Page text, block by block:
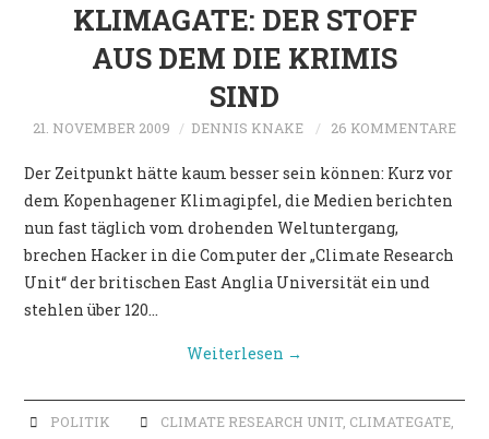
KLIMAGATE: DER STOFF
AUS DEM DIE KRIMIS
SIND
21. NOVEMBER 2009 DENNIS KNAKE 26 KOMMENTARE
Der Zeitpunkt hätte kaum besser sein können: Kurz vor
dem Kopenhagener Klimagipfel, die Medien berichten
nun fast täglich vom drohenden Weltuntergang,
brechen Hacker in die Computer der „Climate Research
Unit“ der britischen East Anglia Universität ein und
stehlen über 120…
Weiterlesen →
POLITIK CLIMATE RESEARCH UNIT, CLIMATEGATE,